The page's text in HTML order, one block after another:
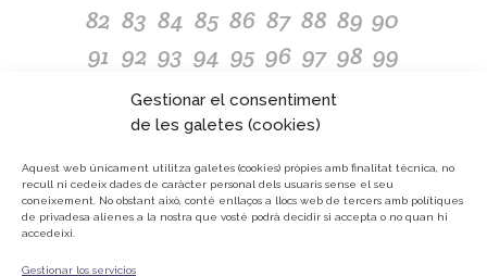
Gestionar el consentiment
de les galetes (cookies)
Aquest web únicament utilitza galetes (cookies) pròpies amb finalitat tècnica, no
recull ni cedeix dades de caràcter personal dels usuaris sense el seu
coneixement.
No obstant això, conté enllaços a llocs web de tercers amb polítiques
de privadesa alienes a la nostra que vostè podrà decidir si accepta o no quan hi
accedeixi.
Gestionar los servicios
82 83 84 85 86 87 88 89 90
91 92 93 94 95 96 97 98 99
101102103 104105106107
110 111 112 113 114 115
118 119120 121122123124125126
127128129130131132133134135